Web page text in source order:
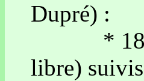
Dupré) :
* 18h
libre)